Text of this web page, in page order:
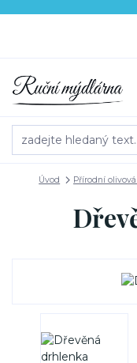
Úvod Přírodní